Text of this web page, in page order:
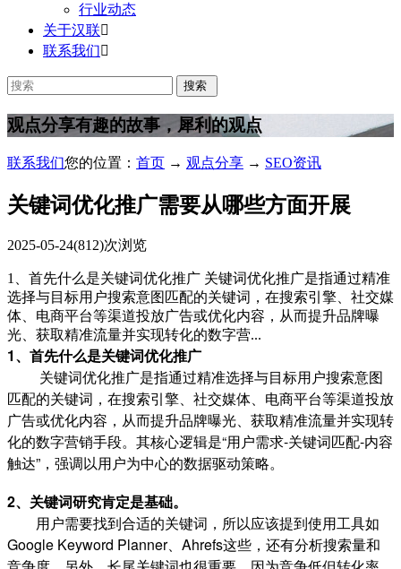
行业动态
关于汉联
联系我们
观点分享有趣的故事，犀利的观点
联系我们您的位置： 首页 → 观点分享 → SEO资讯
关键词优化推广需要从哪些方面开展
2025-05-24(812)次浏览
1、首先什么是关键词优化推广 关键词优化推广‌是指通过精准
选择与目标用户搜索意图匹配的关键词，在搜索引擎、社交媒
体、电商平台等渠道投放广告或优化内容，从而提升品牌曝
光、获取精准流量并实现转化的数字营...
1、首先什么是关键词优化推广
关键词优化推广‌是指通过精准选择与目标用户搜索意图
匹配的关键词，在搜索引擎、社交媒体、电商平台等渠道投放
广告或优化内容，从而提升品牌曝光、获取精准流量并实现转
化的数字营销手段。其核心逻辑是“用户需求-关键词匹配-内容
触达”，强调以用户为中心的数据驱动策略‌。
2、关键词研究肯定是基础。
用户需要找到合适的关键词，所以应该提到使用工具如
Google Keyword Planner、Ahrefs这些，还有分析搜索量和